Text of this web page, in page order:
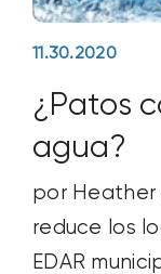
11.30.2020
¿Patos
agua?
por Heather
reduce los
EDAR